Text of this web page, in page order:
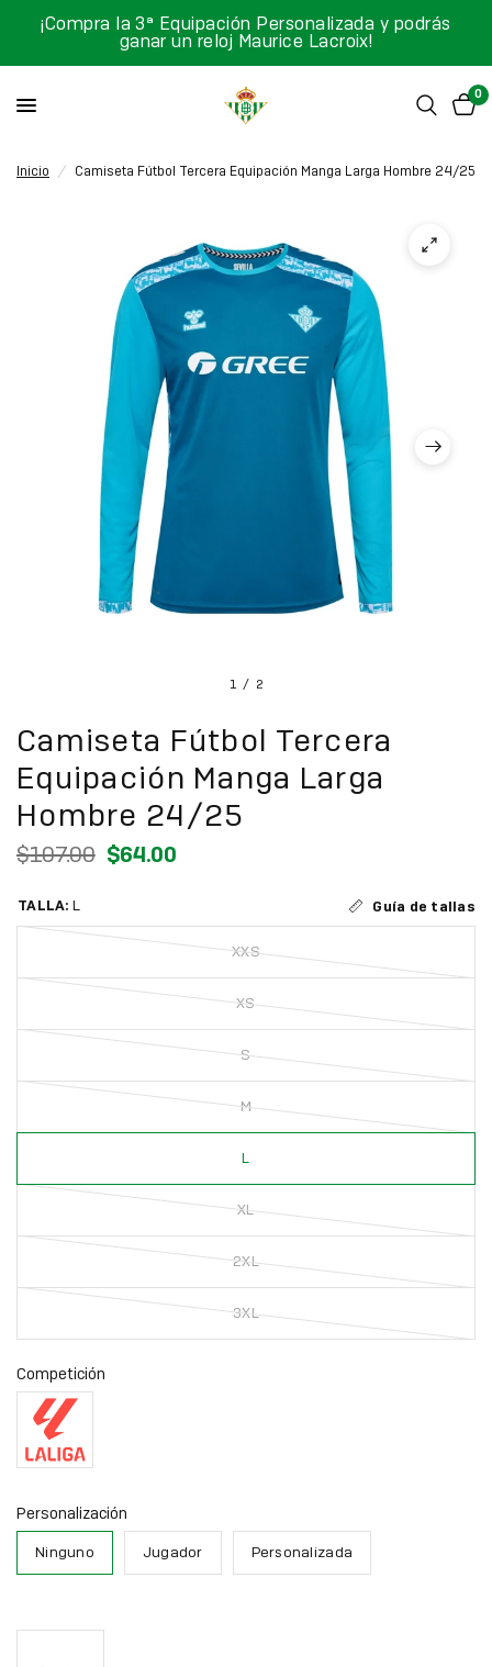
¡Compra la 3ª Equipación Personalizada y podrás
ganar un reloj Maurice Lacroix!
0
Inicio / Camiseta Fútbol Tercera Equipación Manga Larga Hombre 24/25
1 / 2
Camiseta Fútbol Tercera
Equipación Manga Larga
Hombre 24/25
$107.00 $64.00
TALLA: L Guía de tallas
XXS
XS
S
M
L
XL
2XL
3XL
Competición
La
Liga
Personalización
Ninguno Jugador Personalizada